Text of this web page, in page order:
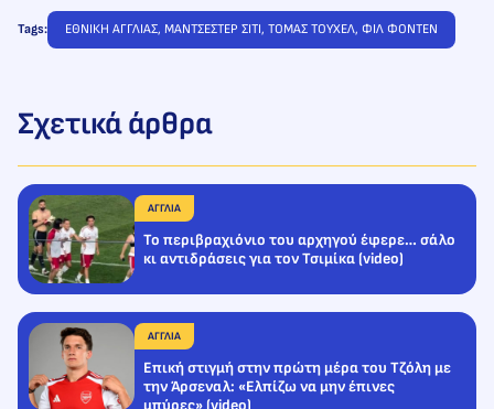
Tags: ΕΘΝΙΚΗ ΑΓΓΛΙΑΣ, ΜΑΝΤΣΕΣΤΕΡ ΣΙΤΙ, ΤΟΜΑΣ ΤΟΥΧΕΛ, ΦΙΛ ΦΟΝΤΕΝ
Σχετικά άρθρα
ΑΓΓΛΙΑ
Το περιβραχιόνιο του αρχηγού έφερε… σάλο
κι αντιδράσεις για τον Τσιμίκα (video)
ΑΓΓΛΙΑ
Επική στιγμή στην πρώτη μέρα του Τζόλη με
την Άρσεναλ: «Ελπίζω να μην έπινες